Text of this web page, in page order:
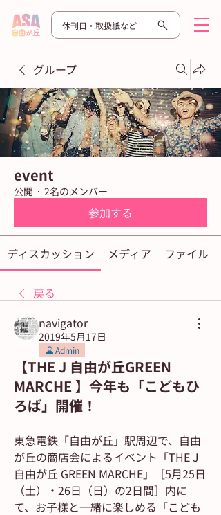
休刊日・取扱紙など
グループ
event
公開 · 2名のメンバー
参加する
ディスカッション メディア ファイル
戻る
navigator
2019年5月17日
Admin
【THE J 自由が丘GREEN
MARCHE 】今年も「こどもひ
ろば」開催！
東急電鉄「自由が丘」駅周辺で、自由
が丘の商店会によるイベント「THE J
自由が丘 GREEN MARCHE」［5月25日
（土）・26日（日）の2日間］内に
て、お子様と一緒に楽しめる「こども